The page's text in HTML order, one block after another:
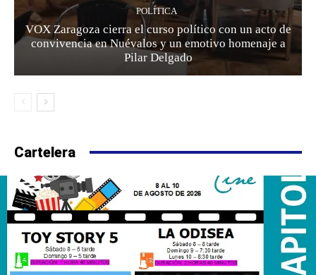
POLÍTICA
VOX Zaragoza cierra el curso político con un acto de
convivencia en Nuévalos y un emotivo homenaje a
Pilar Delgado
Cartelera